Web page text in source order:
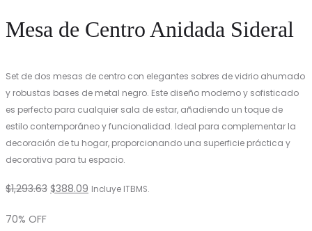
Mesa de Centro Anidada Sideral
Set de dos mesas de centro con elegantes sobres de vidrio ahumado
y robustas bases de metal negro. Este diseño moderno y sofisticado
es perfecto para cualquier sala de estar, añadiendo un toque de
estilo contemporáneo y funcionalidad. Ideal para complementar la
decoración de tu hogar, proporcionando una superficie práctica y
decorativa para tu espacio.
$1,293.63 El
$388.09 ElIncluye ITBMS.
70% OFF